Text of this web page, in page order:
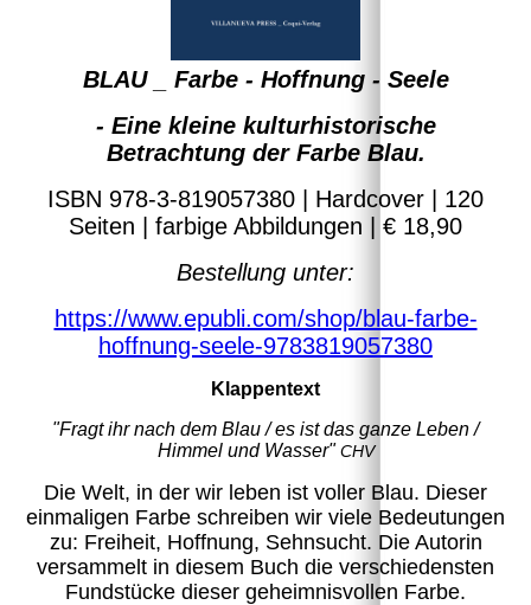
BLAU _ Farbe - Hoffnung - Seele
- Eine kleine kulturhistorische
Betrachtung der Farbe Blau.
ISBN 978-3-819057380 | Hardcover | 120
Seiten | farbige Abbildungen | € 18,90
Bestellung unter:
https://www.epubli.com/shop/blau-farbe-
hoffnung-seele-9783819057380
Klappentext
"Fragt ihr nach dem Blau / es ist das ganze Leben /
Himmel und Wasser"CHV
Die Welt, in der wir leben ist voller Blau. Dieser
einmaligen Farbe schreiben wir viele Bedeutungen
zu: Freiheit, Hoffnung, Sehnsucht. Die Autorin
versammelt in diesem Buch die verschiedensten
Fundstücke dieser geheimnisvollen Farbe.